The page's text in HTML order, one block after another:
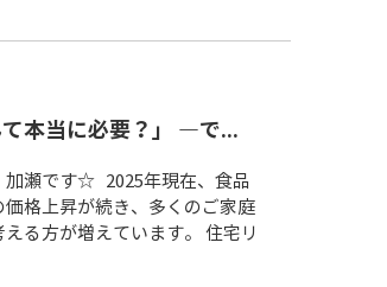
て本当に必要？」 ―で...
瀬です☆ 2025年現在、食品
格上昇が続き、多くのご家庭
る方が増えています。 住宅リ